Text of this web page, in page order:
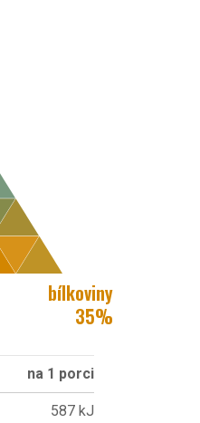
bílkoviny
35%
na 1 porci
587 kJ